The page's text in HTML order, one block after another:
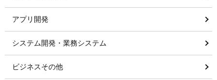
アプリ開発
システム開発・業務システム
ビジネスその他